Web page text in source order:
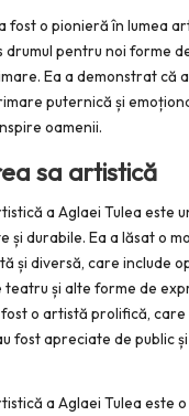
fost o pionieră în lumea
drumul pentru noi forme
Ea a demonstrat că
puternică și
oamenii.
sa artistică
a Aglaei Tulea este
și durabile. Ea a lăsat o
și diversă, care include
teatru și alte forme de
o artistă prolifică,
fost apreciate de public
a Aglaei Tulea este